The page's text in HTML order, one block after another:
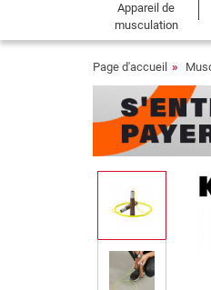
Appareil de
musculation
Page d'accueil